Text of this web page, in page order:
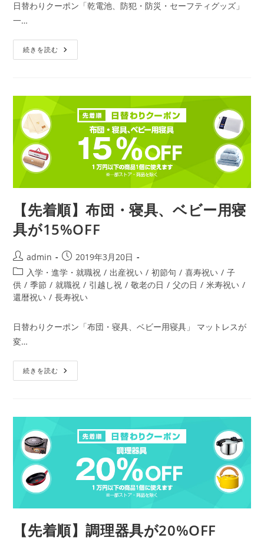
リ
ー:
日替わりクーポン「乾電池、防犯・防災・セーフティグッズ」
一…
続きを読む 【先
着
犯・
が
【先着順】布団・寝具、ベビー用寝
具が15%OFF
投
稿
者:
admin
投
稿
公
開
2019年3月20日
投
稿
カ
ゴ
リ
ー:
入学・進学・就職祝 / 出産祝い / 初節句 / 喜寿祝い / 子
供 / 季節 / 就職祝 / 引越し祝 / 敬老の日 / 父の日 / 米寿祝い /
還暦祝い / 長寿祝い
日替わりクーポン「布団・寝具、ベビー用寝具」 マットレスが
変…
続きを読む 【先
着
具、
15%OFF
【先着順】調理器具が20%OFF